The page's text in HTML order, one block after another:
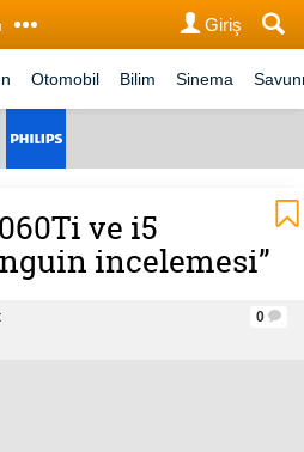
Giriş
Otomobil Bilim Sinema
ve i5
incelemesi”
0